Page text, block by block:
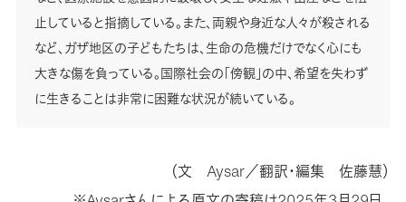
止していると指摘している。また、両親や身近な人々が殺される
など、ガザ地区の子どもたちは、生命の危機だけでなく心にも
大きな傷を負っている。国際社会の「傍観」の中、希望を失わず
に生きることは非常に困難な状況が続いている。
（文 Aysar／翻訳・編集 佐藤慧）